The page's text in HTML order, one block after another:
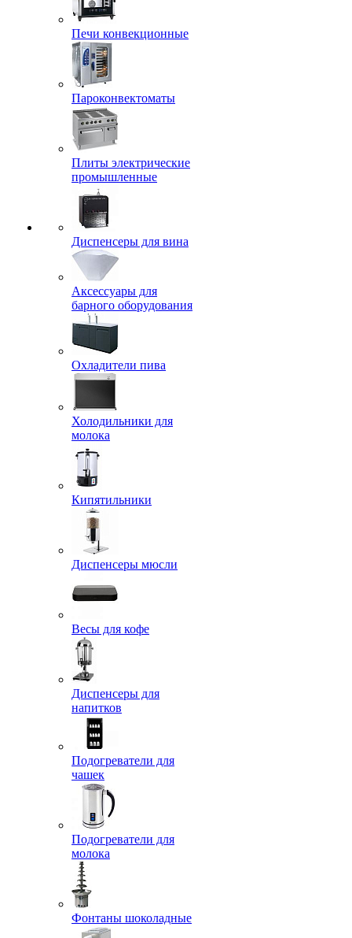
Печи конвекционные
Пароконвектоматы
Плиты электрические
промышленные
Диспенсеры для вина
Аксессуары для
барного оборудования
Охладители пива
Холодильники для
молока
Кипятильники
Диспенсеры мюсли
Весы для кофе
Диспенсеры для
напитков
Подогреватели для
чашек
Подогреватели для
молока
Фонтаны шоколадные